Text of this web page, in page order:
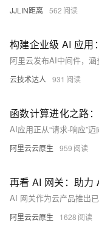
JJLIN距离 562
云技术达人 931
函数计算进化之路
阿里云云原生 959
再看 AI 网关：助力
阿里云云原生 1628